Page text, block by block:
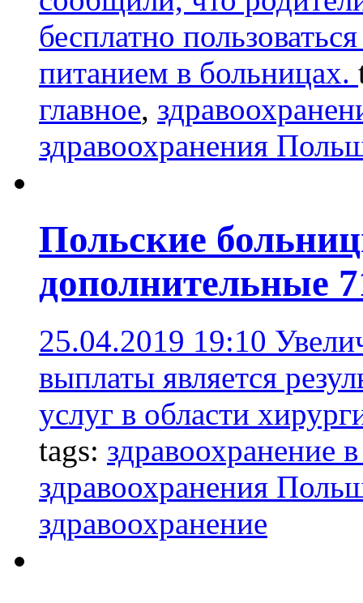
бесплатно
питанием в больницах.
главное,
здравоохранения
Польские
дополнительные
25.04.2019 19:10
выплаты является
услуг в области
tags: здравоохранение
здравоохранения
здравоохранение